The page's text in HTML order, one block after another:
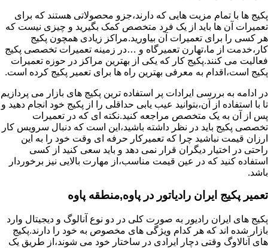
پکیج ها با تمام مزیت هایی که دارند،جزو محصولاتی هستند که برای
تعمیرات آن ها باید از یک فرد متخصص کمک بگیرید و چیزی نیست که
هر کسی را برای تعمیرات آن بیاورید.مراکز زیادی همچون پکیج
کار،خدمت از ما،تهارن تعمیرگاه و …در زمینه تعمیرات تخصصی پکیج
فعالیت می کنند.پکیج کار که یکی از بهترین مراکز در حوزه تعمیرات
پکیج است،اقدام به معرفی بهترین راه ها برای تعمیر پکیج کرده است.
در ادامه به بررسی ایرادات پر استفاده ترین پکیج های بازار می پردازیم
تا با استفاده از آن،بتوانید عیب یابی حداقلی را از پکیج خود انجام دهید و
پس از آن به یک متخصص مراجعه کنید.نکته ای که در تعمیرات
تخصصی پکیج باید در نظر داشته باشید،این است که دنبال سرویس کار
ارزان قیمت نباشید چرا که تعمیرکار حرفه ای وقت خود را به این
راحتی در اختیار دیگران قرار نمی دهد و باید سعی کنید از کسی
استفاده کنید که در عین قیمت مناسب،از مهارت بالایی نیز برخوردار
باشد.
تعمیر پکیج ایران رادیاتور در پاوه,منطقه پاوه
پکیج های ایران رادیور به صورت کلی در دو نوع آنالوگ و دیجیتال وارد
بازار شده اند که هر کدام ویژگی های مخصوص به خود را دارند.پکیج
های آنالاوگ وقتی دچار ایرادی در ساختار خود می شوند،از طریق یک